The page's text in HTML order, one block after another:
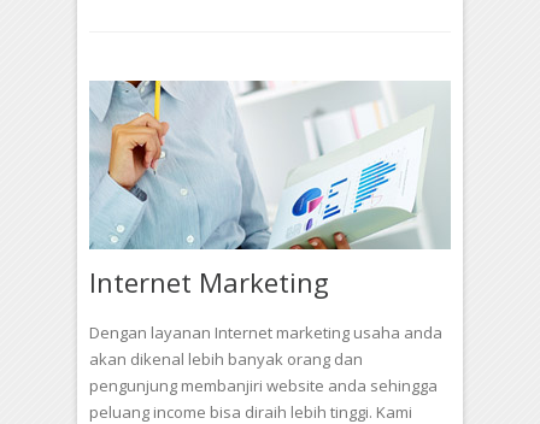
Internet Marketing
Dengan layanan Internet marketing usaha anda
akan dikenal lebih banyak orang dan
pengunjung membanjiri website anda sehingga
peluang income bisa diraih lebih tinggi. Kami